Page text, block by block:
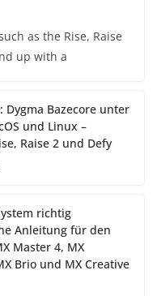
as the Rise, Raise
up with a
Dygma Bazecore unter
und Linux –
Raise 2 und Defy
richtig
Anleitung für den
Master 4, MX
Brio und MX Creative